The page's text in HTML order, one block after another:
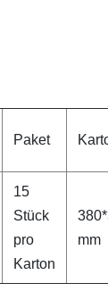
Paket
15
Stück
pro
Karton
mm